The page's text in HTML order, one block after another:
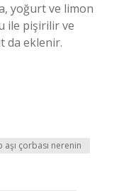
yoğurt ve limon
ile pişirilir ve
da eklenir.
aşı çorbası nerenin